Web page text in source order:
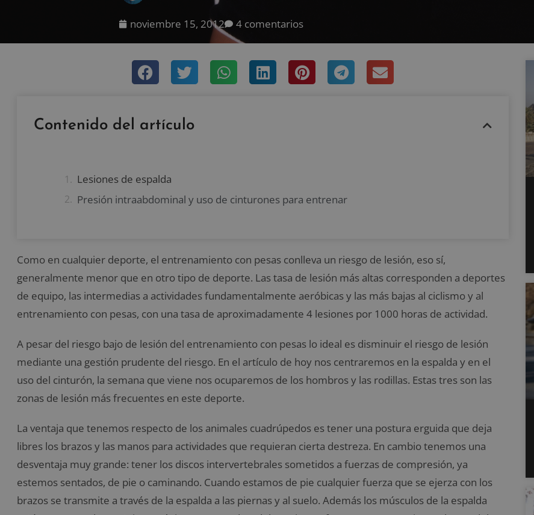
noviembre 15, 2012 4 comentarios
Contenido del artículo
Lesiones de espalda
Presión intraabdominal y uso de cinturones para entrenar
Como en cualquier deporte, el entrenamiento con pesas conlleva un riesgo de lesión, eso sí,
generalmente menor que en otro tipo de deporte. Las tasa de lesión más altas corresponden a deportes
de equipo, las intermedias a actividades fundamentalmente aeróbicas y las más bajas al ciclismo y al
entrenamiento con pesas, con una tasa de aproximadamente 4 lesiones por 1000 horas de actividad.
A pesar del riesgo bajo de lesión del entrenamiento con pesas lo ideal es disminuir el riesgo de lesión
mediante una gestión prudente del riesgo. En el artículo de hoy nos centraremos en la espalda y en el
uso del cinturón, la semana que viene nos ocuparemos de los hombros y las rodillas. Estas tres son las
zonas de lesión más frecuentes en este deporte.
La ventaja que tenemos respecto de los animales cuadrúpedos es tener una postura erguida que deja
libres los brazos y las manos para actividades que requieran cierta destreza. En cambio tenemos una
desventaja muy grande: tener los discos intervertebrales sometidos a fuerzas de compresión, ya
estemos sentados, de pie o caminando. Cuando estamos de pie cualquier fuerza que se ejerza con los
brazos se transmite a través de la espalda a las piernas y al suelo. Además los músculos de la espalda